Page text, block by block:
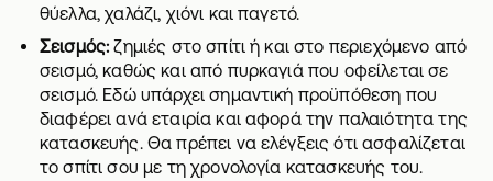
θύελλα, χαλάζι, χιόνι και παγετό.
Σεισμός: ζημιές στο σπίτι ή και στο περιεχόμενο από
σεισμό, καθώς και από πυρκαγιά που οφείλεται σε
σεισμό. Εδώ υπάρχει σημαντική προϋπόθεση που
διαφέρει ανά εταιρία και αφορά την παλαιότητα της
κατασκευής. Θα πρέπει να ελέγξεις ότι ασφαλίζεται
το σπίτι σου με τη χρονολογία κατασκευής του.